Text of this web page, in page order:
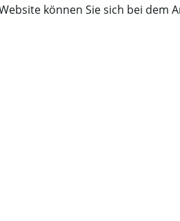
können Sie sich bei dem